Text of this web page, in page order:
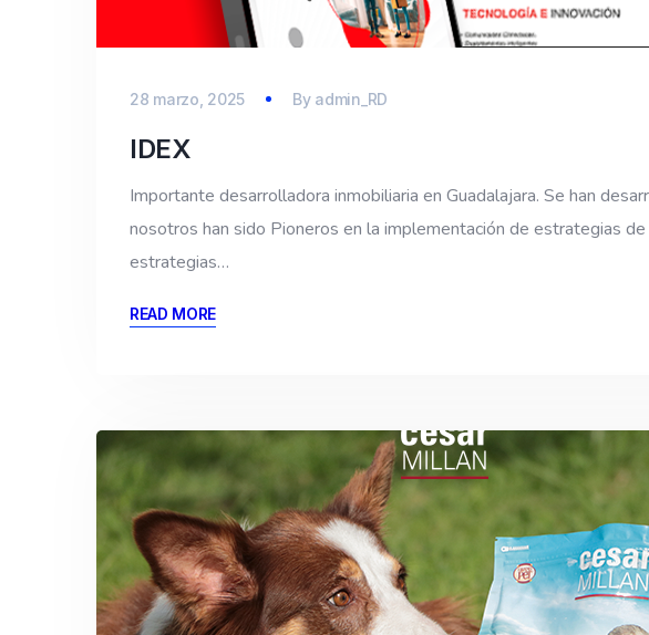
28 marzo, 2025 By admin_RD
IDEX
Importante desarrolladora inmobiliaria en Guadalajara. Se han
nosotros han sido Pioneros en la implementación de estrategias
estrategias…
READ MORE